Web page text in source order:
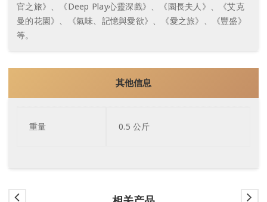
官之旅》、《Deep Play心靈深戲》、《園長夫人》、《艾克
曼的花園》、《氣味、記憶與愛欲》、《愛之旅》、《豐盛》
等。
其他信息
重量 0.5 公斤